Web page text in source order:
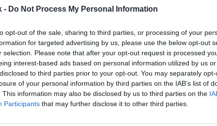
- Do Not Process My Personal Information
opt-out of the sale, sharing to third parties, or processing of your
for targeted advertising by us, please use the below opt-out
selection. Please note that after your opt-out request is processed
interest-based ads based on personal information utilized by us
to third parties prior to your opt-out. You may separately
of your personal information by third parties on the IAB’s list of
This information may also be disclosed by us to third parties on the
Participants that may further disclose it to other third parties.
industrial españolPorcelanosapara que se
desconocen los detalles económicos del contrato.
está teniendo una significativapresencia en las
estadioSantiago Bernabéu”, ha apuntado el
la empresa “colaborará en diferentes
femeninodel Real Madrid”.
Porcelanosa había centrado su apuesta
.